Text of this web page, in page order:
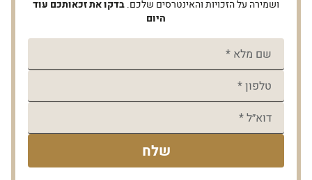
ושמירה על הזכויות והאינטרסים שלכם.בדקו את זכאותכם עוד
היום
שלח